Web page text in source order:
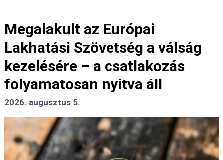
Megalakult az Európai
Lakhatási Szövetség a válság
kezelésére – a csatlakozás
folyamatosan nyitva áll
2026. augusztus 5.